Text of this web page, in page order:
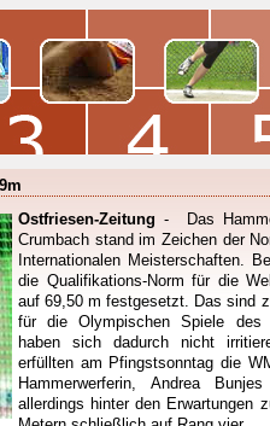
Ostfriesen-Zeitung - Das
Crumbach stand im Zeichen der
Internationalen Meisterschaften.
die Qualifikations-Norm für die
auf 69,50 m festgesetzt. Das sind
für die Olympischen Spiele des
haben sich dadurch nicht
erfüllten am Pfingstsonntag die
Hammerwerferin, Andrea
allerdings hinter den Erwartungen